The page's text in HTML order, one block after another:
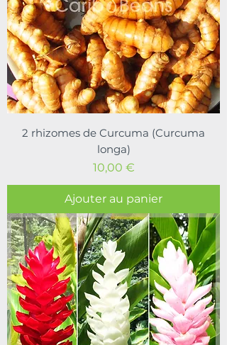
2 rhizomes de Curcuma (Curcuma
longa)
Prix
10,00 €
Ajouter au panier